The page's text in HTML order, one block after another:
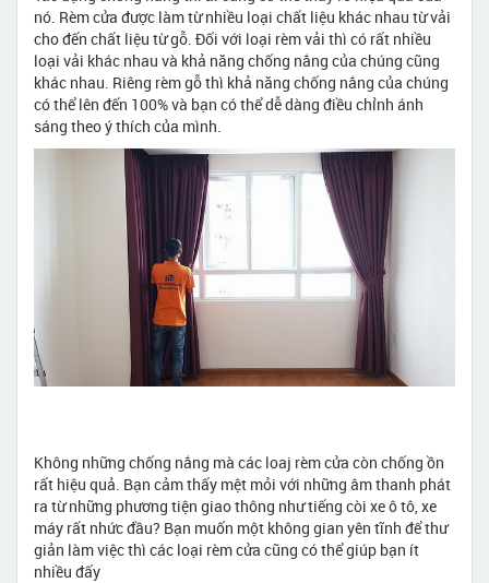
nó. Rèm cửa được làm từ nhiều loại chất liệu khác nhau từ vải
cho đến chất liệu từ gỗ. Đối với loại rèm vải thì có rất nhiều
loại vải khác nhau và khả năng chống nắng của chúng cũng
khác nhau. Riêng rèm gỗ thì khả năng chống nắng của chúng
có thể lên đến 100% và bạn có thể dễ dàng điều chỉnh ánh
sáng theo ý thích của mình.
Không những chống nắng mà các loaj rèm cửa còn chống ồn
rất hiệu quả. Bạn cảm thấy mệt mỏi với những âm thanh phát
ra từ những phương tiện giao thông như tiếng còi xe ô tô, xe
máy rất nhức đầu? Bạn muốn một không gian yên tĩnh để thư
giản làm việc thì các loại rèm cửa cũng có thể giúp bạn ít
nhiều đấy